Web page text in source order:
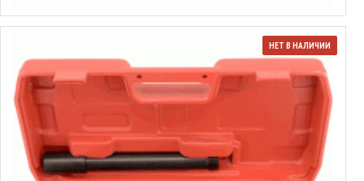
НЕТ В НАЛИЧИИ